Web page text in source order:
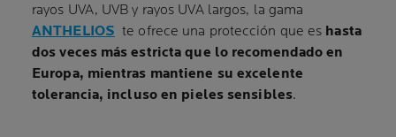
rayos UVA, UVB y rayos UVA largos, la gama
ANTHELIOS te ofrece una protección que es hasta
dos veces más estricta que lo recomendado en
Europa, mientras mantiene su excelente
tolerancia, incluso en pieles sensibles.